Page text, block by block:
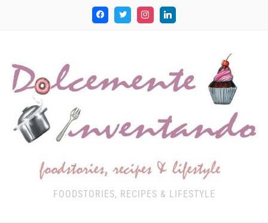
FOODSTORIES, RECIPES & LIFESTYLE